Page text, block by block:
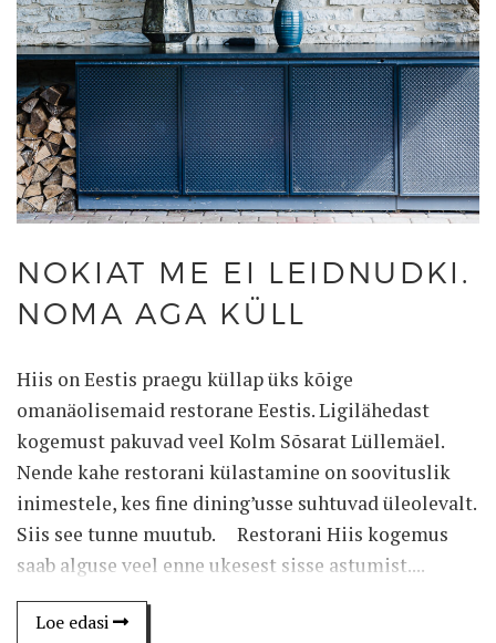
NOKIAT ME EI LEIDNUDKI.
NOMA AGA KÜLL
Hiis on Eestis praegu küllap üks kõige
omanäolisemaid restorane Eestis. Ligilähedast
kogemust pakuvad veel Kolm Sõsarat Lüllemäel.
Nende kahe restorani külastamine on soovituslik
inimestele, kes fine dining’usse suhtuvad üleolevalt.
Siis see tunne muutub. Restorani Hiis kogemus
saab alguse veel enne ukesest sisse astumist....
Loe edasi